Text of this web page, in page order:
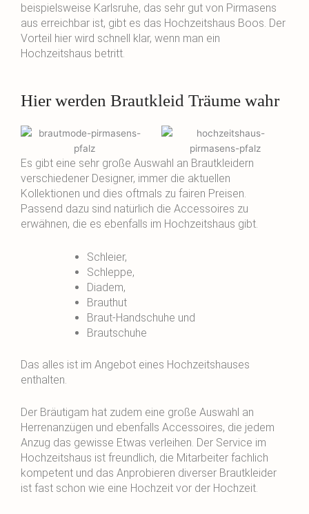
beispielsweise Karlsruhe, das sehr gut von Pirmasens
aus erreichbar ist, gibt es das Hochzeitshaus Boos. Der
Vorteil hier wird schnell klar, wenn man ein
Hochzeitshaus betritt.
Hier werden Brautkleid Träume wahr
Es gibt eine sehr große Auswahl an Brautkleidern
verschiedener Designer, immer die aktuellen
Kollektionen und dies oftmals zu fairen Preisen.
Passend dazu sind natürlich die Accessoires zu
erwähnen, die es ebenfalls im Hochzeitshaus gibt.
Schleier,
Schleppe,
Diadem,
Brauthut
Braut-Handschuhe und
Brautschuhe
Das alles ist im Angebot eines Hochzeitshauses
enthalten.
Der Bräutigam hat zudem eine große Auswahl an
Herrenanzügen und ebenfalls Accessoires, die jedem
Anzug das gewisse Etwas verleihen. Der Service im
Hochzeitshaus ist freundlich, die Mitarbeiter fachlich
kompetent und das Anprobieren diverser Brautkleider
ist fast schon wie eine Hochzeit vor der Hochzeit.